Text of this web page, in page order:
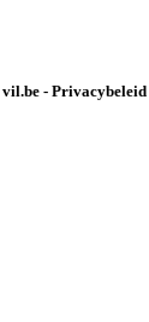
vil.be - Privacybeleid